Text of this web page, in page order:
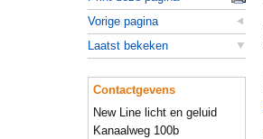
Vorige pagina
Laatst bekeken
Contactgevens
New Line licht en geluid
Kanaalweg 100b